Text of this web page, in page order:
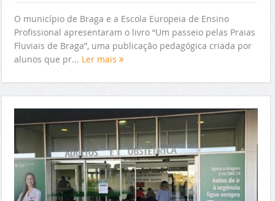
O município de Braga e a Escola Europeia de Ensino
Profissional apresentaram o livro “Um passeio pelas Praias
Fluviais de Braga”, uma publicação pedagógica criada por
alunos que pr... Ler mais